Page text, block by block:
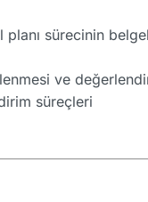
planı sürecinin
ve
süreçleri